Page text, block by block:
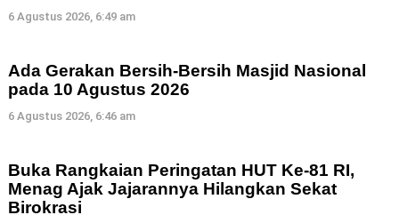
6 Agustus 2026, 6:49 am
Ada Gerakan Bersih-Bersih Masjid Nasional
pada 10 Agustus 2026
6 Agustus 2026, 6:46 am
Buka Rangkaian Peringatan HUT Ke-81 RI,
Menag Ajak Jajarannya Hilangkan Sekat
Birokrasi